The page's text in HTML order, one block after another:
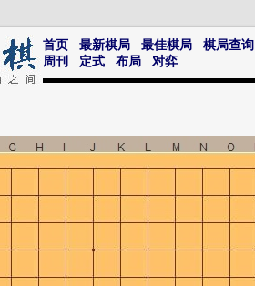
首页 最新棋局 最佳棋局 棋局查询
周刊
定式 布局 对弈